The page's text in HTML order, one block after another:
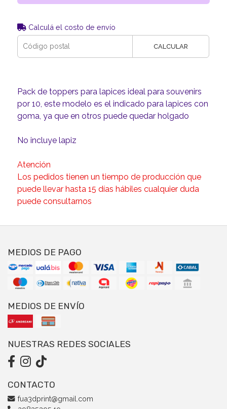
Calculá el costo de envío
CALCULAR
Pack de toppers para lapices ideal para souvenirs
por 10, este modelo es el indicado para lapices con
goma, ya que en otros puede quedar holgado
No incluye lapiz
Atención
Los pedidos tienen un tiempo de producción que
puede llevar hasta 15 días hábiles cualquier duda
puede consultarnos
MEDIOS DE PAGO
MEDIOS DE ENVÍO
NUESTRAS REDES SOCIALES
CONTACTO
fua3dprint@gmail.com